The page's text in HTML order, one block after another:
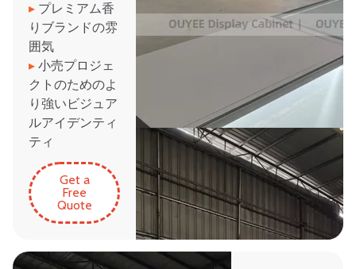
▸ プレミアム香
りブランドの雰
囲気
▸ 小売プロジェ
クトのためのよ
り強いビジュア
ルアイデンティ
ティ
Get a
Free
Quote